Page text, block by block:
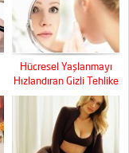
Hücresel Yaşlanmayı
Hızlandıran Gizli Tehlike